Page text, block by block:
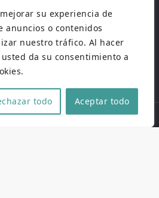
su experiencia de
anuncios o contenidos
nuestro tráfico. Al hacer
usted da su consentimiento a
todo Aceptar todo